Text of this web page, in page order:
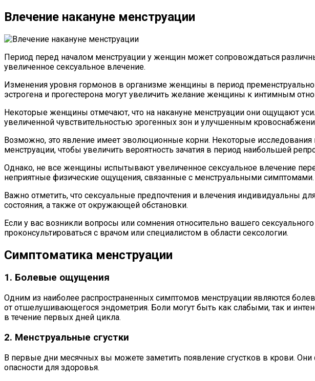
Влечение накануне менструации
Период перед началом менструации у женщин может сопровождаться
увеличенное сексуальное влечение.
Изменения уровня гормонов в организме женщины в период
эстрогена и прогестерона могут увеличить желание женщины к интимным
Некоторые женщины отмечают, что на накануне менструации они ощущают
увеличенной чувствительностью эрогенных зон и улучшенным
Возможно, это явление имеет эволюционные корни. Некоторые
менструации, чтобы увеличить вероятность зачатия в период наибольшей
Однако, не все женщины испытывают увеличенное сексуальное влечение
неприятные физические ощущения, связанные с менструальными симптомами.
Важно отметить, что сексуальные предпочтения и влечения индивидуальны
состояния, а также от окружающей обстановки.
Если у вас возникли вопросы или сомнения относительно вашего
проконсультироваться с врачом или специалистом в области сексологии.
Симптоматика менструации
1. Болевые ощущения
Одним из наиболее распространенных симптомов менструации являются
от отшелушивающегося эндометрия. Боли могут быть как слабыми, так и
в течение первых дней цикла.
2. Менструальные сгустки
В первые дни месячных вы можете заметить появление сгустков в крови.
опасности для здоровья.